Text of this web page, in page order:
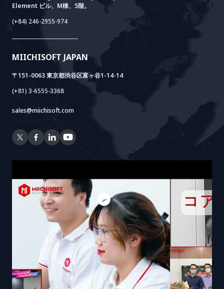
Element ビル、M棟、5階。
(+84) 246-2955-974
MIICHISOFT JAPAN
〒151-0063 東京都渋谷区富ヶ谷1-14-14
(+81) 3-6555-3368
sales@miichisoft.com
Power Lab
Cloud Lab
Meet AI+
AI+ Package
RAG Package
BOTモデル
法人設立支援